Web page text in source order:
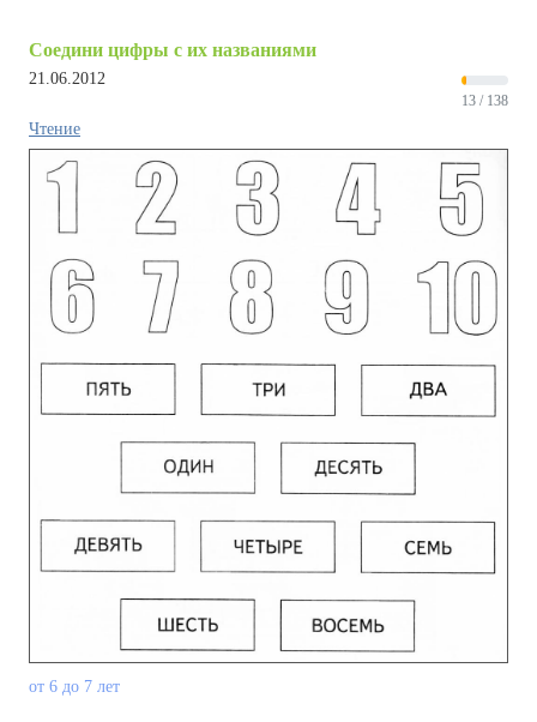
Соедини цифры с их названиями
21.06.2012
13 / 138
Чтение
от 6 до 7 лет